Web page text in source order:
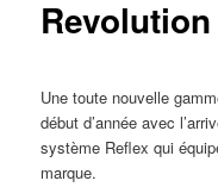
Une toute nouvelle
début d’année avec
système Reflex qui
marque.